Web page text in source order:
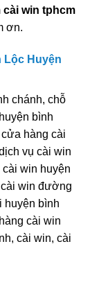
cài win tphcm
ơn.
Lộc Huyện
chánh, chỗ
bình
hàng cài
vụ cài win
win huyện
win đường
huyện bình
cài win
cài win, cài